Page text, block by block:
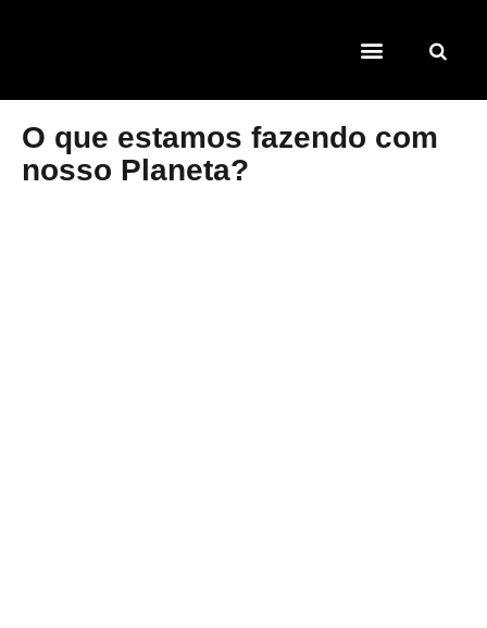
O que estamos fazendo com
nosso Planeta?